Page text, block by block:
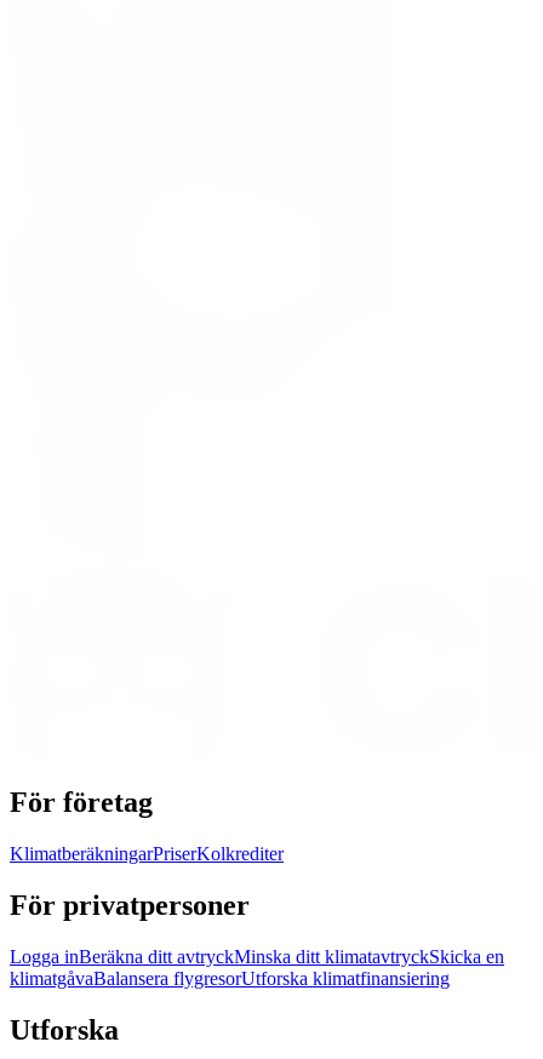
För företag
KlimatberäkningarPriserKolkrediter
För privatpersoner
Logga inBeräkna ditt avtryckMinska ditt klimatavtryckSkicka en
klimatgåvaBalansera flygresorUtforska klimatfinansiering
Utforska